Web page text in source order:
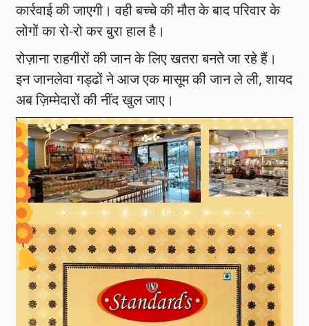
कार्रवाई की जाएगी। वही बच्चे की मौत के बाद परिवार के
लोगों का रो-रो कर बुरा हाल है।
रोज़ाना राहगीरों की जान के लिए खतरा बनते जा रहे हैं।
इन जानलेवा गड्ढों ने आज एक मासूम की जान ले ली, शायद
अब ज़िम्मेदारों की नींद खुल जाए।